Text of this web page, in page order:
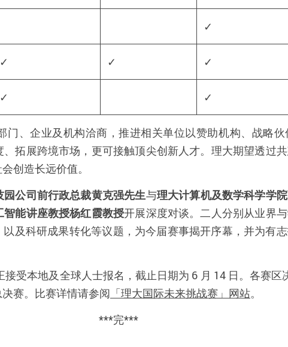
✓
✓ ✓ ✓
✓ ✓
门、企业及机构洽商，推进相关单位以赞助机构、战略
拓展跨境市场，更可接触顶尖创新人才。理大期望透过
创造长远价值。
园公司前行政总裁黄克强先生与理大计算机及数学科学学
能讲座教授杨红霞教授开展深度对谈。二人分别从业界
及科研成果转化等议题，为今届赛事揭开序幕，并为有
受本地及全球人士报名，截止日期为 6 月 14 日。各赛区
赛。比赛详情请参阅 「理大国际未来挑战赛」网站。
***完***